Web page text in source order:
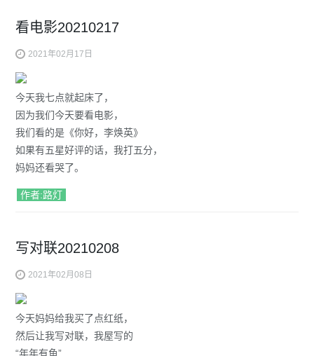
看电影20210217
2021年02月17日
今天我七点就起床了，
因为我们今天要看电影，
我们看的是《你好，李焕英》
如果有五星好评的话，我打五分，
妈妈还看哭了。
作者:路灯
写对联20210208
2021年02月08日
今天妈妈给我买了点红纸，
然后让我写对联，我屋写的
“年年有鱼”